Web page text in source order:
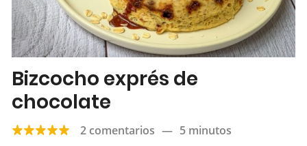
Bizcocho exprés de
chocolate
2 comentarios — 5 minutos